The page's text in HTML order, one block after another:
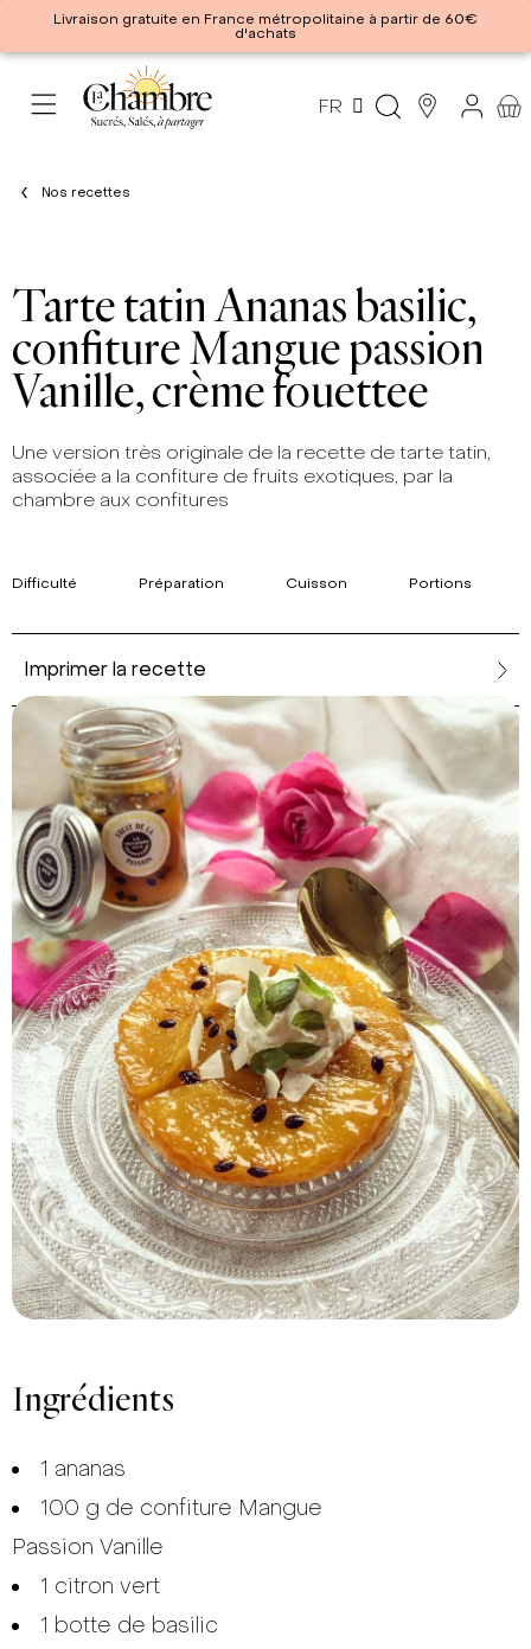
Livraison gratuite en France métropolitaine à partir de 60€
d'achats
FR
Nos recettes
Tarte tatin Ananas basilic,
confiture Mangue passion
Vanille, crème fouettee
Une version très originale de la recette de tarte tatin,
associée a la confiture de fruits exotiques, par la
chambre aux confitures
Difficulté Préparation Cuisson Portions
Imprimer la recette
Ingrédients
1 ananas
100 g de confiture Mangue
Passion Vanille
1 citron vert
1 botte de basilic